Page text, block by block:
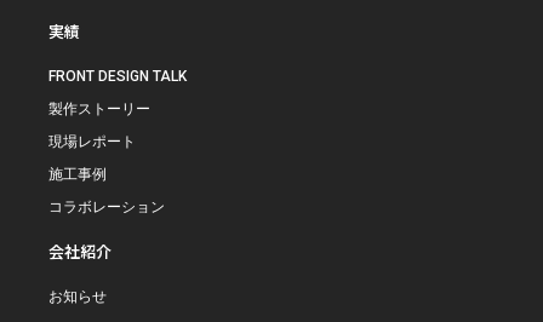
実績
FRONT DESIGN TALK
製作ストーリー
現場レポート
施工事例
コラボレーション
会社紹介
お知らせ